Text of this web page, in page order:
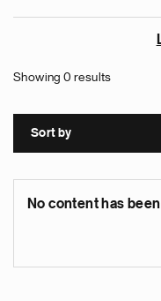
Showing 0 results
Sort by
No content has